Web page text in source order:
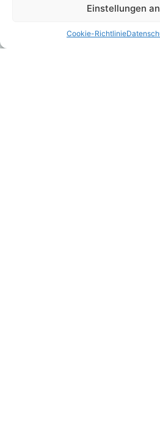
Einstellungen
Cookie-Richtlinie
Wolfsriss und Pferd